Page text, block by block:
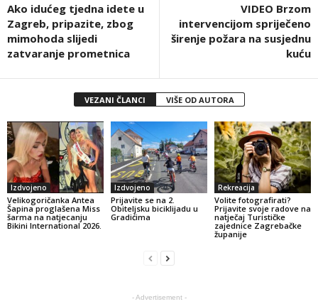
Ako idućeg tjedna idete u
Zagreb, pripazite, zbog
mimohoda slijedi
zatvaranje prometnica
VIDEO Brzom
intervencijom spriječeno
širenje požara na susjednu
kuću
VEZANI ČLANCI VIŠE OD AUTORA
Izdvojeno
Velikogoričanka Antea
Šapina proglašena Miss
šarma na natjecanju
Bikini International 2026.
Izdvojeno
Prijavite se na 2.
Obiteljsku biciklijadu u
Gradićima
Rekreacija
Volite fotografirati?
Prijavite svoje radove na
natječaj Turističke
zajednice Zagrebačke
županije
- Advertisement -